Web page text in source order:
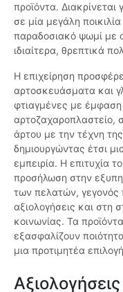
προϊόντα.
σε μία μεγάλη
παραδοσιακό ψωμί με
ιδιαίτερα, θρεπτικά
Η επιχείρηση
αρτοσκευάσματα και
φτιαγμένες με έμφαση
αρτοζαχαροπλαστείο,
άρτου με την τέχνη
δημιουργώντας έτσι
εμπειρία. Η επιτυχία
προσήλωση στην
των πελατών, γεγονός
αξιολογήσεις και στη
κοινωνίας. Τα
εξασφαλίζουν
μια προτιμητέα